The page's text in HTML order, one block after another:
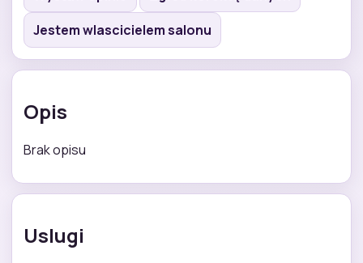
Jestem wlascicielem salonu
Opis
Brak opisu
Uslugi